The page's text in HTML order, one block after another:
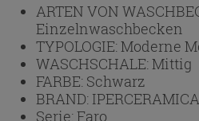
ARTEN VON
Einzelnwaschbecken
TYPOLOGIE:Moderne
WASCHSCHALE:Mittig
FARBE: Schwarz
BRAND: IPERCERAMICA
Serie:Faro